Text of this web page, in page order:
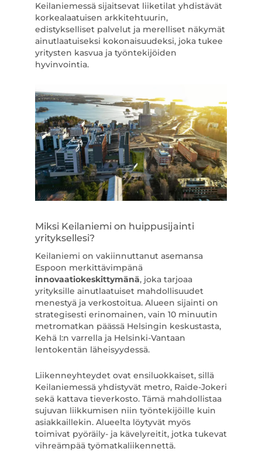
Keilaniemessä sijaitsevat liiketilat yhdistävät
korkealaatuisen arkkitehtuurin,
edistykselliset palvelut ja merelliset näkymät
ainutlaatuiseksi kokonaisuudeksi, joka tukee
yritysten kasvua ja työntekijöiden
hyvinvointia.
Miksi Keilaniemi on huippusijainti
yrityksellesi?
Keilaniemi on vakiinnuttanut asemansa
Espoon merkittävimpänä
innovaatiokeskittymänä, joka tarjoaa
yrityksille ainutlaatuiset mahdollisuudet
menestyä ja verkostoitua. Alueen sijainti on
strategisesti erinomainen, vain 10 minuutin
metromatkan päässä Helsingin keskustasta,
Kehä I:n varrella ja Helsinki-Vantaan
lentokentän läheisyydessä.
Liikenneyhteydet ovat ensiluokkaiset, sillä
Keilaniemessä yhdistyvät metro, Raide-Jokeri
sekä kattava tieverkosto. Tämä mahdollistaa
sujuvan liikkumisen niin työntekijöille kuin
asiakkaillekin. Alueelta löytyvät myös
toimivat pyöräily- ja kävelyreitit, jotka tukevat
vihreämpää työmatkaliikennettä.